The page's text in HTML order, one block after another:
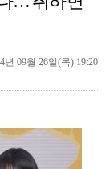
공판
맨시티 마레스카 감독 "이강인은 훌륭한 선수…아틀레티코…
굴
년 09월 26일(목) 19:20